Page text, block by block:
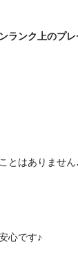
ランク上のプ
とはありません
心です♪